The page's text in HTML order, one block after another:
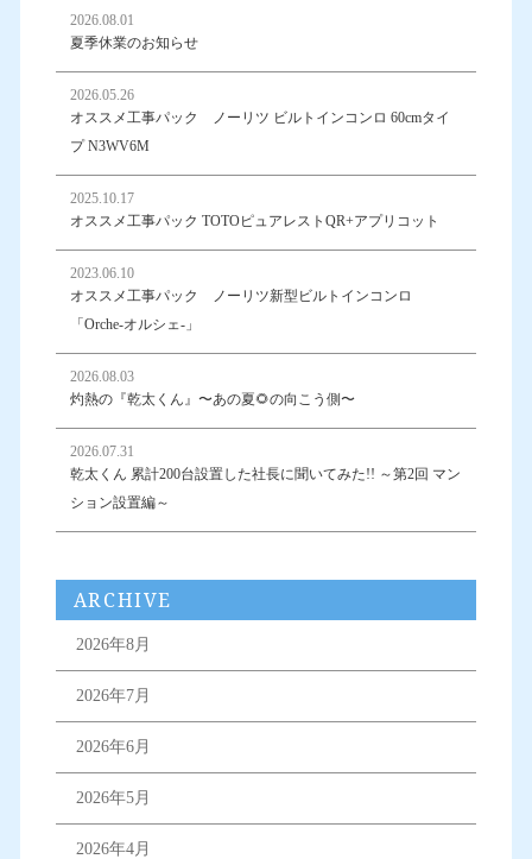
2026.08.01
夏季休業のお知らせ
2026.05.26
オススメ工事パック ノーリツ ビルトインコンロ 60cmタイ
プ N3WV6M
2025.10.17
オススメ工事パック TOTOピュアレストQR+アプリコット
2023.06.10
オススメ工事パック ノーリツ新型ビルトインコンロ
「Orche-オルシェ-」
2026.08.03
灼熱の『乾太くん』〜あの夏🌻の向こう側〜
2026.07.31
乾太くん 累計200台設置した社長に聞いてみた!! ～第2回 マン
ション設置編～
ARCHIVE
2026年8月
2026年7月
2026年6月
2026年5月
2026年4月